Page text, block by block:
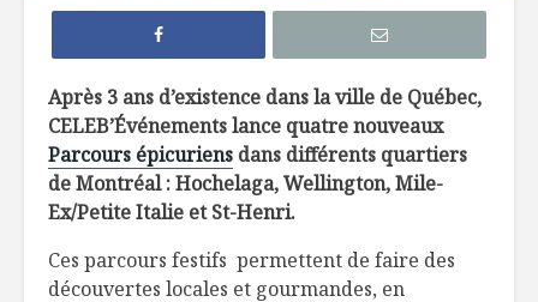
Après 3 ans d’existence dans la ville de Québec,
CELEB’Événements lance quatre nouveaux
Parcours épicuriens dans différents quartiers
de Montréal : Hochelaga, Wellington, Mile-
Ex/Petite Italie et St-Henri.
Ces parcours festifs permettent de faire des
découvertes locales et gourmandes, en
Québec à
découvrir !
Osez les flambés !
menthe,
Belles
d’ici